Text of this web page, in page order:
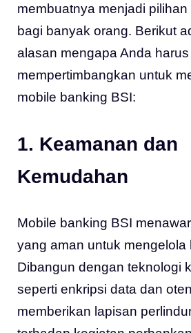
membuatnya menjadi
bagi banyak orang. Berikut
alasan mengapa Anda harus
mempertimbangkan untuk
mobile banking BSI:
1. Keamanan dan
Kemudahan
Mobile banking BSI
yang aman untuk mengelola
Dibangun dengan teknologi
seperti enkripsi data dan
memberikan lapisan